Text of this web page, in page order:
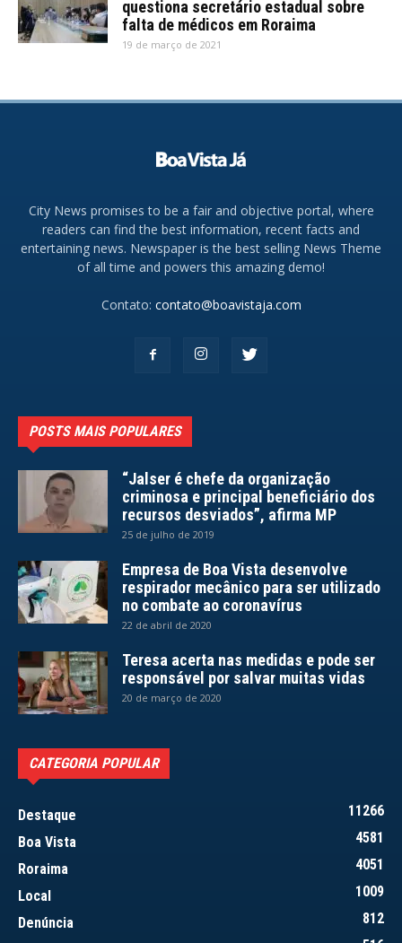
questiona secretário estadual sobre
falta de médicos em Roraima
19 de março de 2021
City News promises to be a fair and objective portal, where
readers can find the best information, recent facts and
entertaining news. Newspaper is the best selling News Theme
of all time and powers this amazing demo!
Contato: contato@boavistaja.com
POSTS MAIS POPULARES
“Jalser é chefe da organização
criminosa e principal beneficiário dos
recursos desviados”, afirma MP
25 de julho de 2019
Empresa de Boa Vista desenvolve
respirador mecânico para ser utilizado
no combate ao coronavírus
22 de abril de 2020
Teresa acerta nas medidas e pode ser
responsável por salvar muitas vidas
20 de março de 2020
CATEGORIA POPULAR
Destaque
11266
Boa Vista
4581
Roraima
4051
Local
1009
Denúncia
812